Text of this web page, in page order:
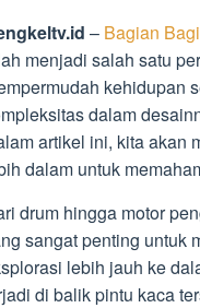
– Bagian
menjadi salah satu
kehidupan
dalam
artikel ini, kita akan
dalam untuk
drum hingga motor
sangat penting untuk
lebih jauh ke
di balik pintu kaca